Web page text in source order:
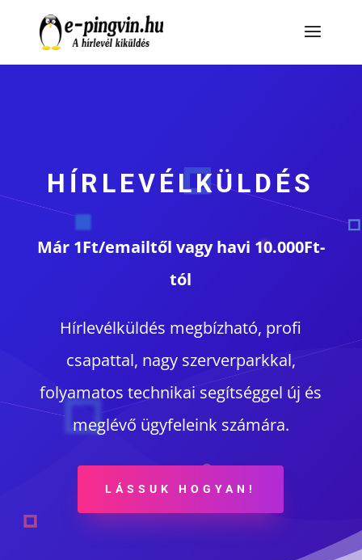
HÍRLEVÉLKÜLDÉS
Már 1Ft/emailtől vagy havi 10.000Ft-
tól
Hírlevélküldés megbízható, profi
csapattal, nagy szerverparkkal,
folyamatos technikai segítséggel új és
meglévő ügyfeleink számára.
LÁSSUK HOGYAN!